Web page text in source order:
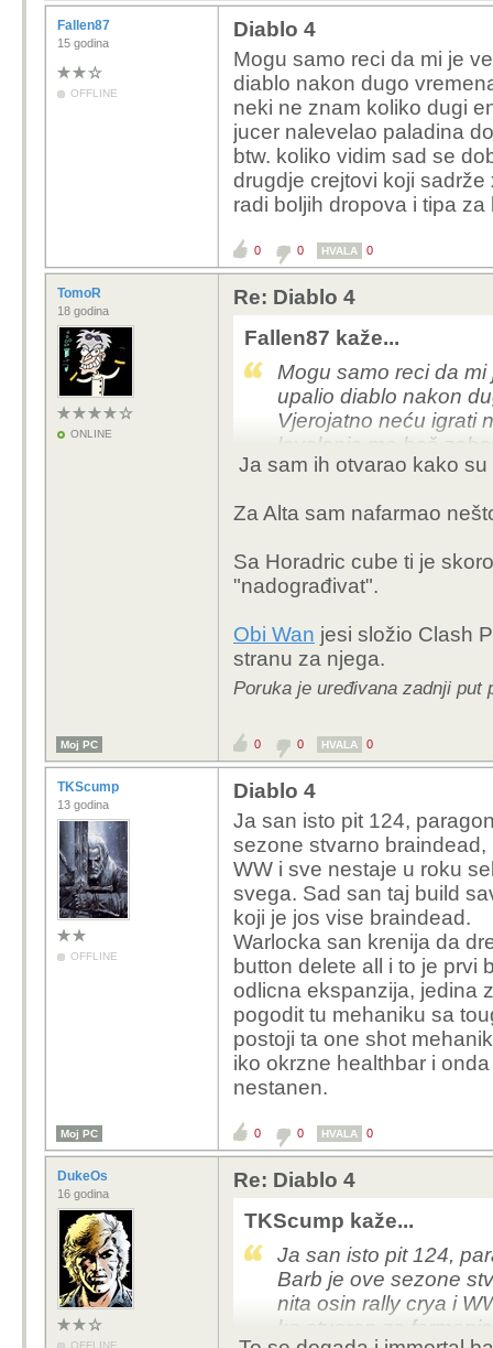
Fallen87
15 godina
OFFLINE
Diablo 4
Mogu samo reci da mi je
diablo nakon dugo
neki ne znam koliko dugi
jucer nalevelao paladina
btw. koliko vidim sad se
drugdje crejtovi koji
radi boljih dropova i tipa
0 0 HVALA 0
TomoR
18 godina
ONLINE
Re: Diablo 4
Fallen87 kaže...
Mogu samo reci da
upalio diablo nakon
Vjerojatno neću igrati
levelanje me baš
cijelim putem :D
drugdje crejtovi koji
dobijete?
Ja sam ih otvarao kako su
Za Alta sam nafarmao
Sa Horadric cube ti je
"nadograđivat".
Obi Wan jesi složio Clash
stranu za njega.
Poruka je uređivana zadnji put
Moj PC 0 0 HVALA 0
TKScump
13 godina
OFFLINE
Diablo 4
Ja san isto pit 124,
sezone stvarno
WW i sve nestaje u roku
svega. Sad san taj build
koji je jos vise braindead.
Warlocka san krenija da
button delete all i to je prvi
odlicna ekspanzija, jedina
pogodit tu mehaniku sa
postoji ta one shot
iko okrzne healthbar i
nestanen.
Moj PC 0 0 HVALA 0
DukeOs
16 godina
OFFLINE
Re: Diablo 4
TKScump kaže...
Ja san isto pit 124,
Barb je ove sezone
nita osin rally crya i
ko stvoren za